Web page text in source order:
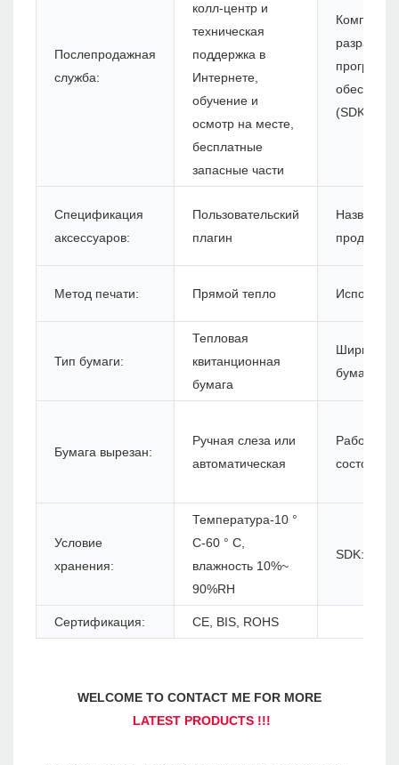
Послепродажная
служба:
колл-центр и
техническая
поддержка в
Интернете,
обучение и
осмотр на месте,
бесплатные
запасные части
Комплект
(SDK):
Спецификация
аксессуаров:
Пользовательский
плагин
Название
продукта:
Метод печати: Прямой тепло
Тип бумаги:
Тепловая
квитанционная
бумага
Ширина
бумаги:
Бумага вырезан:
Ручная слеза или
автоматическая
Рабочее
состояние:
Условие
хранения:
Температура-10 °
C-60 ° C,
влажность 10%~
90%RH
SDK:
Сертификация: CE, BIS, ROHS